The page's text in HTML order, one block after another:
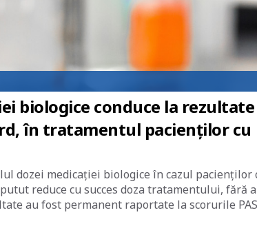
biologice conduce la rezultate
în tratamentul pacienților cu
dozei medicației biologice în cazul pacienților
reduce cu succes doza tratamentului, fără a
au fost permanent raportate la scorurile